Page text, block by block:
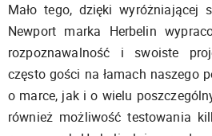
Mało tego, dzięki wyróżniającej
Newport marka Herbelin
rozpoznawalność i swoiste
często gości na łamach naszego
o marce, jak i o wielu
również możliwość testowania